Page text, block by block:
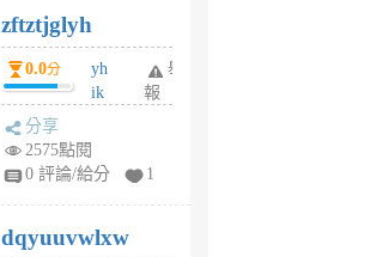
月
前
zftztjglyh
0.0分
yh
ik
tu
6
舉
報
分享
2575點閱
0 評論/給分
1
dqyuuvwlxw